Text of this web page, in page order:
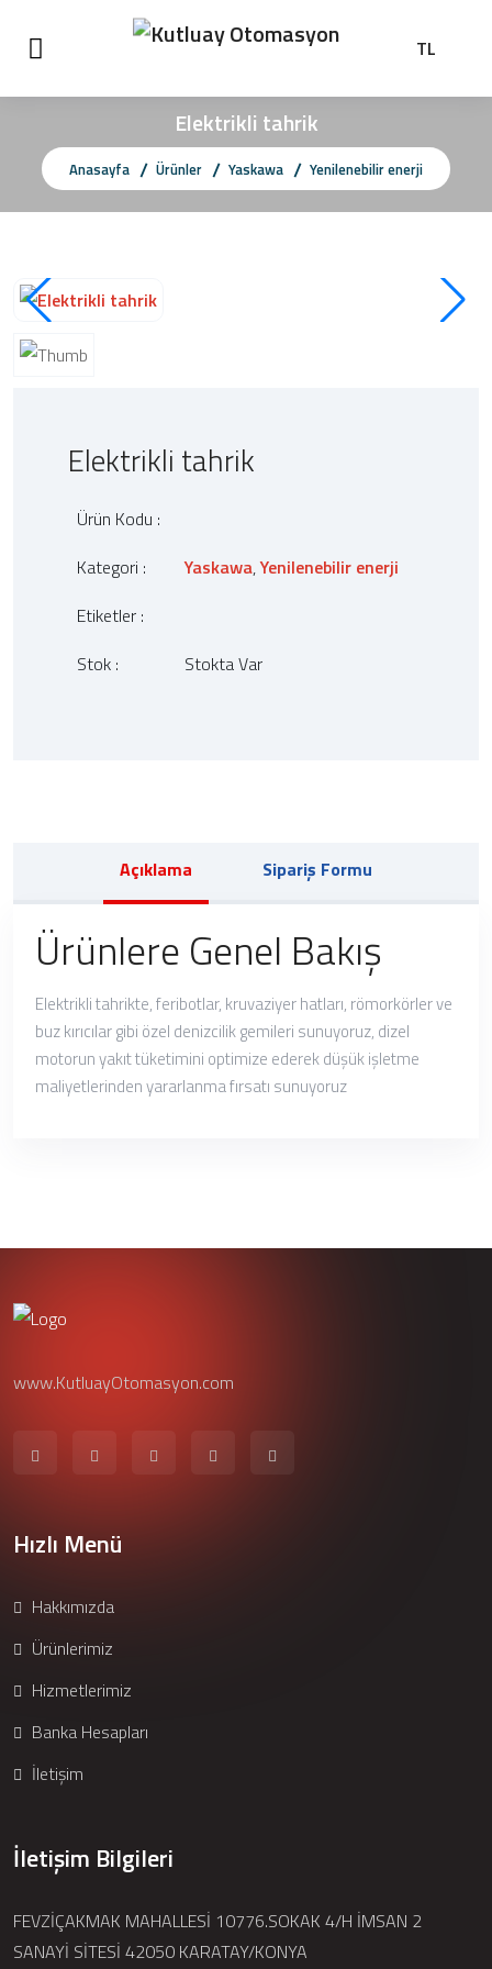
TL
Elektrikli tahrik
Anasayfa Ürünler Yaskawa Yenilenebilir enerji
Elektrikli tahrik
Ürün Kodu :
Kategori :
Yaskawa,Yenilenebilir enerji
Etiketler :
Stok :
Stokta Var
Açıklama Sipariş Formu
Ürünlere Genel Bakış
Elektrikli tahrikte, feribotlar, kruvaziyer hatları, römorkörler ve
buz kırıcılar gibi özel denizcilik gemileri sunuyoruz, dizel
motorun yakıt tüketimini optimize ederek düşük işletme
maliyetlerinden yararlanma fırsatı sunuyoruz
www.KutluayOtomasyon.com
Hızlı Menü
Hakkımızda
Ürünlerimiz
Hizmetlerimiz
Banka Hesapları
İletişim
İletişim Bilgileri
FEVZİÇAKMAK MAHALLESİ 10776.SOKAK 4/H İMSAN 2
SANAYİ SİTESİ 42050 KARATAY/KONYA